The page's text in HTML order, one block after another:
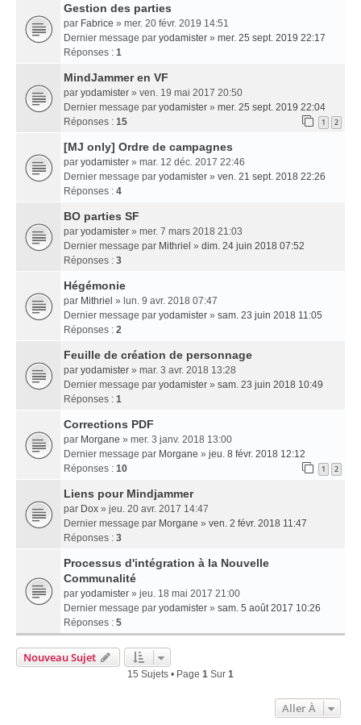
Gestion des parties
par Fabrice » mer. 20 févr. 2019 14:51
Dernier message par yodamister » mer. 25 sept. 2019 22:17
Réponses : 1
MindJammer en VF
par yodamister » ven. 19 mai 2017 20:50
Dernier message par yodamister » mer. 25 sept. 2019 22:04
Réponses : 15 1 2
[MJ only] Ordre de campagnes
par yodamister » mar. 12 déc. 2017 22:46
Dernier message par yodamister » ven. 21 sept. 2018 22:26
Réponses : 4
BO parties SF
par yodamister » mer. 7 mars 2018 21:03
Dernier message par Mithriel » dim. 24 juin 2018 07:52
Réponses : 3
Hégémonie
par Mithriel » lun. 9 avr. 2018 07:47
Dernier message par yodamister » sam. 23 juin 2018 11:05
Réponses : 2
Feuille de création de personnage
par yodamister » mar. 3 avr. 2018 13:28
Dernier message par yodamister » sam. 23 juin 2018 10:49
Réponses : 1
Corrections PDF
par Morgane » mer. 3 janv. 2018 13:00
Dernier message par Morgane » jeu. 8 févr. 2018 12:12
Réponses : 10 1 2
Liens pour Mindjammer
par Dox » jeu. 20 avr. 2017 14:47
Dernier message par Morgane » ven. 2 févr. 2018 11:47
Réponses : 3
Processus d'intégration à la Nouvelle
Communalité
par yodamister » jeu. 18 mai 2017 21:00
Dernier message par yodamister » sam. 5 août 2017 10:26
Réponses : 5
Nouveau Sujet
15 Sujets • Page 1 Sur 1
Aller À